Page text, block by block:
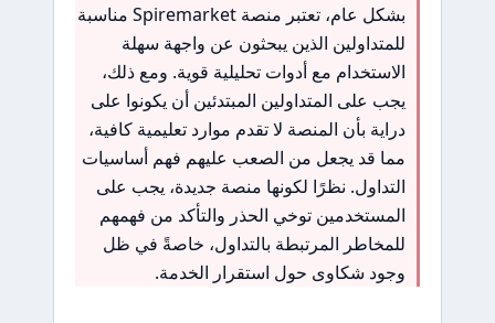
بشكل عام، تعتبر منصة Spiremarket مناسبة
للمتداولين الذين يبحثون عن واجهة سهلة
الاستخدام مع أدوات تحليلية قوية. ومع ذلك،
يجب على المتداولين المبتدئين أن يكونوا على
دراية بأن المنصة لا تقدم موارد تعليمية كافية،
مما قد يجعل من الصعب عليهم فهم أساسيات
التداول. نظرًا لكونها منصة جديدة، يجب على
المستخدمين توخي الحذر والتأكد من فهمهم
للمخاطر المرتبطة بالتداول، خاصةً في ظل
وجود شكاوى حول استقرار الخدمة.